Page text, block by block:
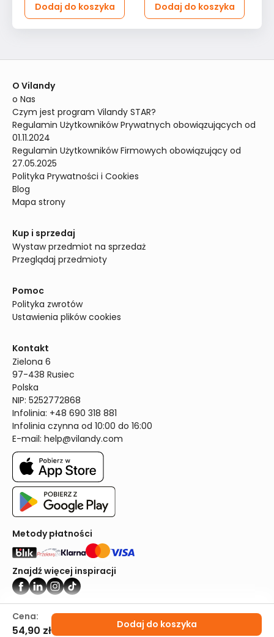
Cena:
54,90 zł Dodaj do koszyka
Dodaj do koszyka Dodaj do koszyka
O Vilandy
o Nas
Czym jest program Vilandy STAR?
Regulamin Użytkowników Prywatnych obowiązujących od
01.11.2024
Regulamin Użytkowników Firmowych obowiązujący od
27.05.2025
Polityka Prywatności i Cookies
Blog
Mapa strony
Kup i sprzedaj
Wystaw przedmiot na sprzedaż
Przeglądaj przedmioty
Pomoc
Polityka zwrotów
Ustawienia plików cookies
Kontakt
Zielona 6
97-438 Rusiec
Polska
NIP: 5252772868
Infolinia: +48 690 318 881
Infolinia czynna od 10:00 do 16:00
E-mail: help@vilandy.com
Metody płatności
Znajdź więcej inspiracji
Vilandy ©2024